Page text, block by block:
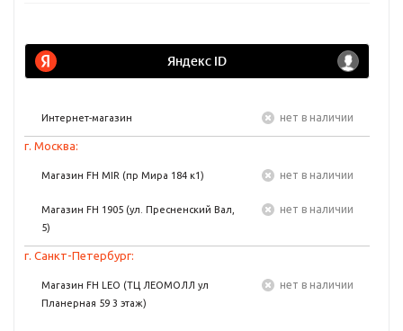
Интернет-магазин Нет в наличии
г. Москва:
Магазин FH MIR (пр Мира 184 к1) Нет в наличии
Магазин FH 1905 (ул. Пресненский Вал,
5)
Нет в наличии
г. Санкт-Петербург:
Магазин FH LEO (ТЦ ЛЕОМОЛЛ ул
Планерная 59 3 этаж)
Нет в наличии